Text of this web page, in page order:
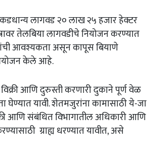
कडधान्य लागवड २० लाख २५ हजार हेक्टर
तेलबिया लागवडीचे नियोजन करण्यात
आवश्यकता असून कापूस बियाणे
केले आहे.
आणि दुरुस्ती करणारी दुकाने पूर्ण वेळ
घेण्यात यावी. शेतमजुरांना कामासाठी ये-जा
आणि संबंधित विभागातील अधिकारी आणि
ग्राह्य धरण्यात यावीत, असे